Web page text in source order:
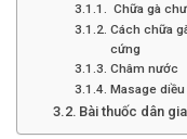
Chữa gà
Cách chữa
cứng
Châm nước
Masage diều
Bài thuốc dân